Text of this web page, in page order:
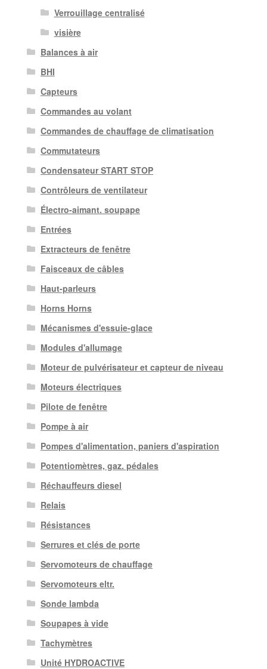
Verrouillage centralisé
visière
Balances à air
BHI
Capteurs
Commandes au volant
Commandes de chauffage de climatisation
Commutateurs
Condensateur START STOP
Contrôleurs de ventilateur
Électro-aimant. soupape
Entrées
Extracteurs de fenêtre
Faisceaux de câbles
Haut-parleurs
Horns Horns
Mécanismes d'essuie-glace
Modules d'allumage
Moteur de pulvérisateur et capteur de niveau
Moteurs électriques
Pilote de fenêtre
Pompe à air
Pompes d'alimentation, paniers d'aspiration
Potentiomètres, gaz. pédales
Réchauffeurs diesel
Relais
Résistances
Serrures et clés de porte
Servomoteurs de chauffage
Servomoteurs eltr.
Sonde lambda
Soupapes à vide
Tachymètres
Unité HYDROACTIVE